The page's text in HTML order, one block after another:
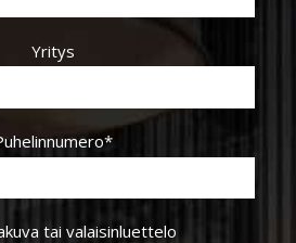
Yritys
tai valaisinluettelo